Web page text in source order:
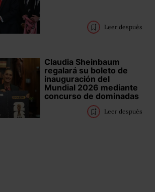
Leer después
Claudia Sheinbaum
regalará su boleto de
inauguración del
Mundial 2026 mediante
concurso de dominadas
Leer después